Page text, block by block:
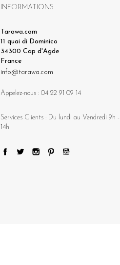
INFORMATIONS
Tarawa.com
11 quai di Dominico
34300 Cap d'Agde
France
info@tarawa.com
Appelez-nous : 04 22 91 09 14
Services Clients : Du lundi au Vendredi 9h -
14h